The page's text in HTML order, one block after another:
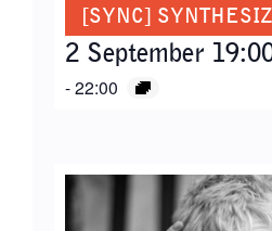
[SYNC]
2 September
-22:00